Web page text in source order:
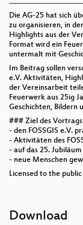
Die AG-25 hat sich
zu organisieren, in
Highlights aus der
Format wird ein
untermalt mit
Im Beitrag sollen
e.V. Aktivitäten,
der Vereinsarbeit
Feuerwerk aus 25ig
Geschichten, Bildern
### Ziel des Vortrags
- den FOSSGIS e.V.
- Aktivitäten des
- auf das 25.
- neue Menschen
Licensed to the
Download